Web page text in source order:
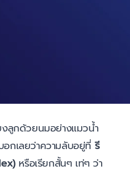
ลูกด้วยนมอย่างแมวน้ำ
อกเลยว่าความลับอยู่ที่ รี
หรือเรียกสั้นๆ เท่ๆ ว่า